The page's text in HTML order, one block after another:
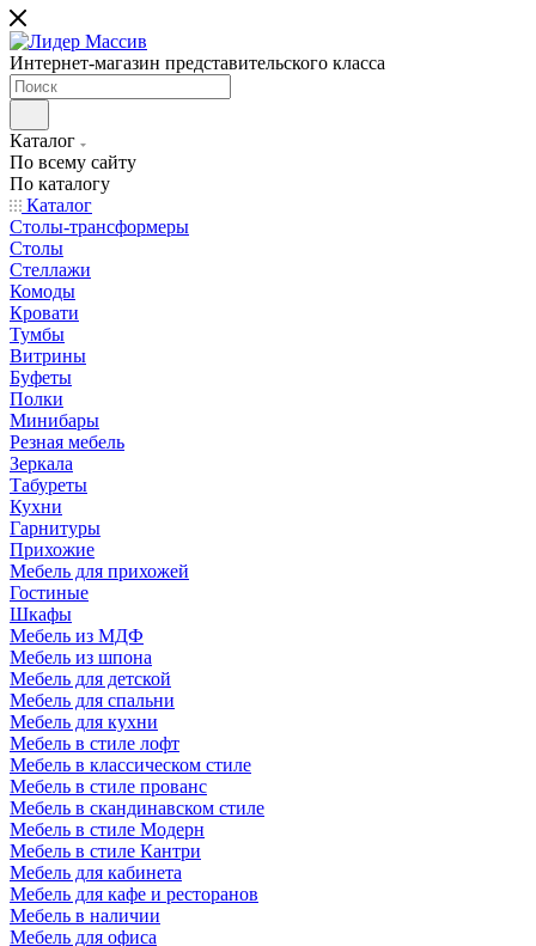
Интернет-магазин представительского класса
Каталог
По всему сайту
По каталогу
Каталог
Столы-трансформеры
Столы
Стеллажи
Комоды
Кровати
Тумбы
Витрины
Буфеты
Полки
Минибары
Резная мебель
Зеркала
Табуреты
Кухни
Гарнитуры
Прихожие
Мебель для прихожей
Гостиные
Шкафы
Мебель из МДФ
Мебель из шпона
Мебель для детской
Мебель для спальни
Мебель для кухни
Мебель в стиле лофт
Мебель в классическом стиле
Мебель в стиле прованс
Мебель в скандинавском стиле
Мебель в стиле Модерн
Мебель в стиле Кантри
Мебель для кабинета
Мебель для кафе и ресторанов
Мебель в наличии
Мебель для офиса